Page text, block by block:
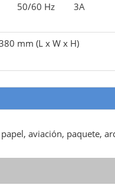
50/60 Hz 3A
mm (L x W x H)
aviación, paquete,